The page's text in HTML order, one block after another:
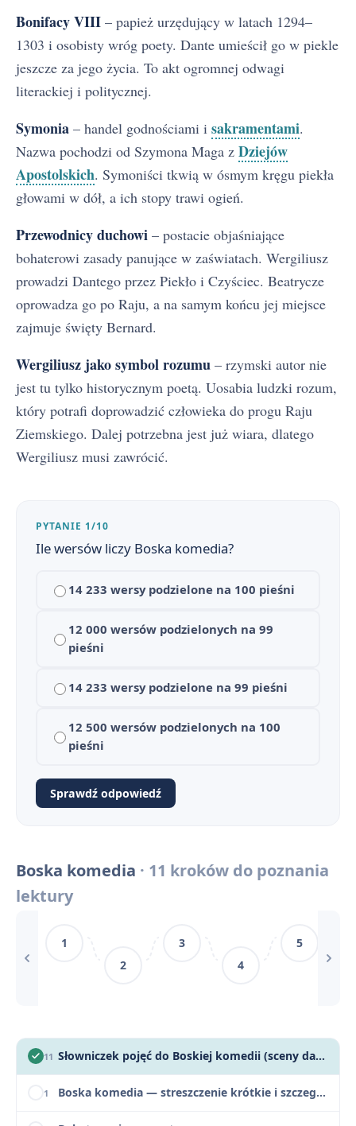
Bonifacy VIII – papież urzędujący w latach 1294–
1303 i osobisty wróg poety. Dante umieścił go w piekle
jeszcze za jego życia. To akt ogromnej odwagi
literackiej i politycznej.
Symonia – handel godnościami i sakramentami.
Nazwa pochodzi od Szymona Maga z Dziejów
Apostolskich. Symoniści tkwią w ósmym kręgu piekła
głowami w dół, a ich stopy trawi ogień.
Przewodnicy duchowi – postacie objaśniające
bohaterowi zasady panujące w zaświatach. Wergiliusz
prowadzi Dantego przez Piekło i Czyściec. Beatrycze
oprowadza go po Raju, a na samym końcu jej miejsce
zajmuje święty Bernard.
Wergiliusz jako symbol rozumu – rzymski autor nie
jest tu tylko historycznym poetą. Uosabia ludzki rozum,
który potrafi doprowadzić człowieka do progu Raju
Ziemskiego. Dalej potrzebna jest już wiara, dlatego
Wergiliusz musi zawrócić.
PYTANIE 1/10
Ile wersów liczy Boska komedia?
14 233 wersy podzielone na 100 pieśni
12 000 wersów podzielonych na 99
pieśni
14 233 wersy podzielone na 99 pieśni
12 500 wersów podzielonych na 100
pieśni
Sprawdź odpowiedź
Boska komedia · 11 kroków do poznania
lektury
1
2
3
4
5
1 Boska komedia — streszczenie krótkie i szczegółowe
2 Bohaterowie poematu
3 Plan wydarzeń Boskiej komedii
Geneza Boskiej komedii
5 Znaczenie tytułu Boskiej komedii
8 Boska komedia – motywy
Bohaterowie poematu
Geneza Boskiej komedii
6 Czas i miejsce akcji Boskiej komedii
Boska komedia – motywy
11 Słowniczek pojęć do Boskiej komedii (sceny dantejskie, alegoria, contrapasso)
1 Boska komedia — streszczenie krótkie i szczegółowe